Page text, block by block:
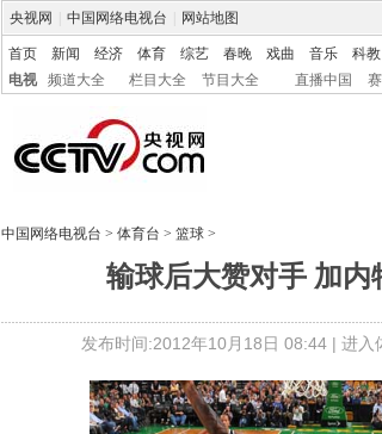
央视网 中国网络电视台 网站地图
首页 新闻 经济 体育 综艺 春晚 戏曲 音乐 科教
电视
频道大全 栏目大全 节目大全 直播中国
中国网络电视台 > 体育台 > 篮球 >
输球后大赞对手 加
发布时间:2012年10月18日 08:44 | 进入